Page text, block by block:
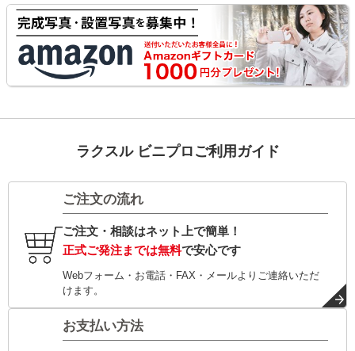
ラクスル ビニプロご利用ガイド
ご注文の流れ
ご注文・相談はネット上で簡単！
正式ご発注までは無料で安心です
Webフォーム・お電話・FAX・メールよりご連絡いただ
けます。
お支払い方法